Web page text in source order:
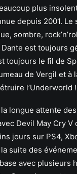
plus
depuis 2001. Le
sombre,
est toujours
toujours le fil de
de Vergil et à
l’Underworld !
longue attente
Devil May Cry V
jours sur PS4,
suite des
avec plusieurs